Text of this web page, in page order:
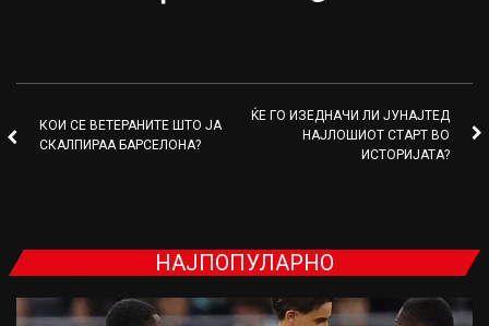
КОИ СЕ ВЕТЕРАНИТЕ ШТО ЈА
СКАЛПИРАА БАРСЕЛОНА?
ЌЕ ГО ИЗЕДНАЧИ ЛИ ЈУНАЈТЕД
НАЈЛОШИОТ СТАРТ ВО
ИСТОРИЈАТА?
НАЈПОПУЛАРНО